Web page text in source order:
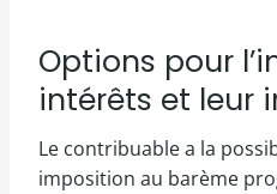
Options pour
intérêts et leur
Le contribuable a la
imposition au barème